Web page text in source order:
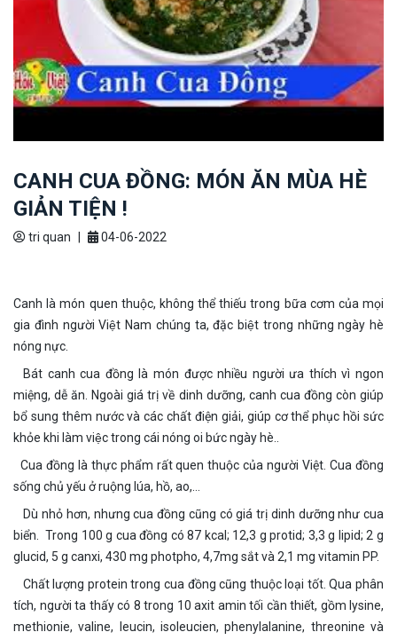
CANH CUA ĐỒNG: MÓN ĂN MÙA HÈ
GIẢN TIỆN !
tri quan 04-06-2022
Canh là món quen thuộc, không thể thiếu trong bữa cơm của mọi
gia đình người Việt Nam chúng ta, đặc biệt trong những ngày hè
nóng nực.
Bát canh cua đồng là món được nhiều người ưa thích vì ngon
miệng, dễ ăn. Ngoài giá trị về dinh dưỡng, canh cua đồng còn giúp
bổ sung thêm nước và các chất điện giải, giúp cơ thể phục hồi sức
khỏe khi làm việc trong cái nóng oi bức ngày hè..
Cua đồng là thực phẩm rất quen thuộc của người Việt. Cua đồng
sống chủ yếu ở ruộng lúa, hồ, ao,…
Dù nhỏ hơn, nhưng cua đồng cũng có giá trị dinh dưỡng như cua
biển.
Trong 100 g cua đồng có 87 kcal; 12,3 g protid; 3,3 g lipid; 2 g
glucid, 5 g canxi, 430 mg photpho, 4,7mg sắt và 2,1 mg vitamin PP.
Chất lượng protein trong cua đồng cũng thuộc loại tốt. Qua phân
tích, người ta thấy có 8 trong 10 axit amin tối cần thiết, gồm lysine,
methionie, valine, leucin, isoleucien, phenylalanine, threonine và